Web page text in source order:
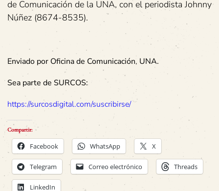
de Comunicación de la UNA, con el periodista Johnny
Núñez (8674-8535).
Enviado por Oficina de Comunicación, UNA.
Sea parte de SURCOS:
https://surcosdigital.com/suscribirse/
Compartir:
Facebook WhatsApp X
Telegram Correo electrónico Threads
LinkedIn